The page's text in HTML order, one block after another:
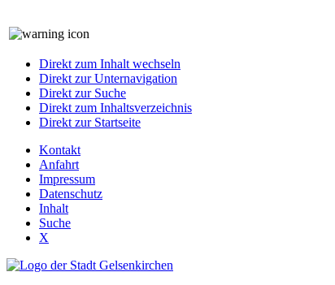
Direkt zum Inhalt wechseln
Direkt zur Unternavigation
Direkt zur Suche
Direkt zum Inhaltsverzeichnis
Direkt zur Startseite
Kontakt
Anfahrt
Impressum
Datenschutz
Inhalt
Suche
X